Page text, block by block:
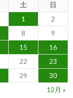
土
日
1
2
8
9
15
16
22
23
29
30
12月 »